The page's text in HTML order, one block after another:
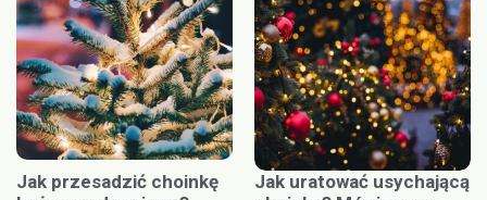
Jak przesadzić choinkę
Jak uratować usychającą